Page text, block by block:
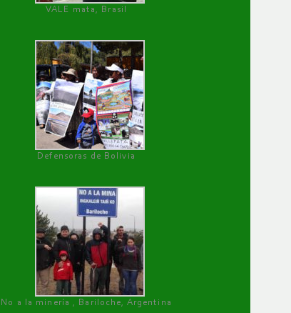
VALE mata, Brasil
Defensoras de Bolivia
No a la minería , Bariloche, Argentina